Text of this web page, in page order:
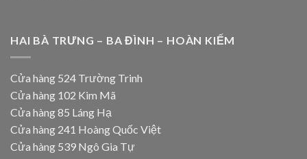
HAI BÀ TRƯNG – BA ĐÌNH – HOÀN KIẾM
Cửa hàng 524 Trường Trinh
Cửa hàng 102 Kim Mã
Cửa hàng 85 Láng Hạ
Cửa hàng 241 Hoàng Quốc Việt
Cửa hàng 539 Ngô Gia Tự